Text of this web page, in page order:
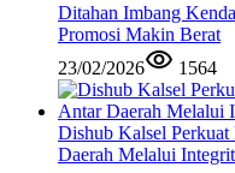
Ditahan Imbang
Promosi Makin Berat
23/02/2026
1564
Dishub Kalsel
Daerah Melalui